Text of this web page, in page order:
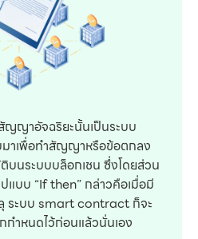
ญญาอัจฉริยะนั้นเป็นระบบ
าเพื่อทำสัญญาหรือข้อตกลง
บนระบบบล็อกเชน ซึ่งโดยส่วน
แบบ “If then” กล่าวคือเมื่อมี
ระบบ smart contract ก็จะ
ำหนดไว้ก่อนแล้วนั่นเอง